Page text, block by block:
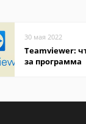
30 мая 2022
Teamviewer:
за программа